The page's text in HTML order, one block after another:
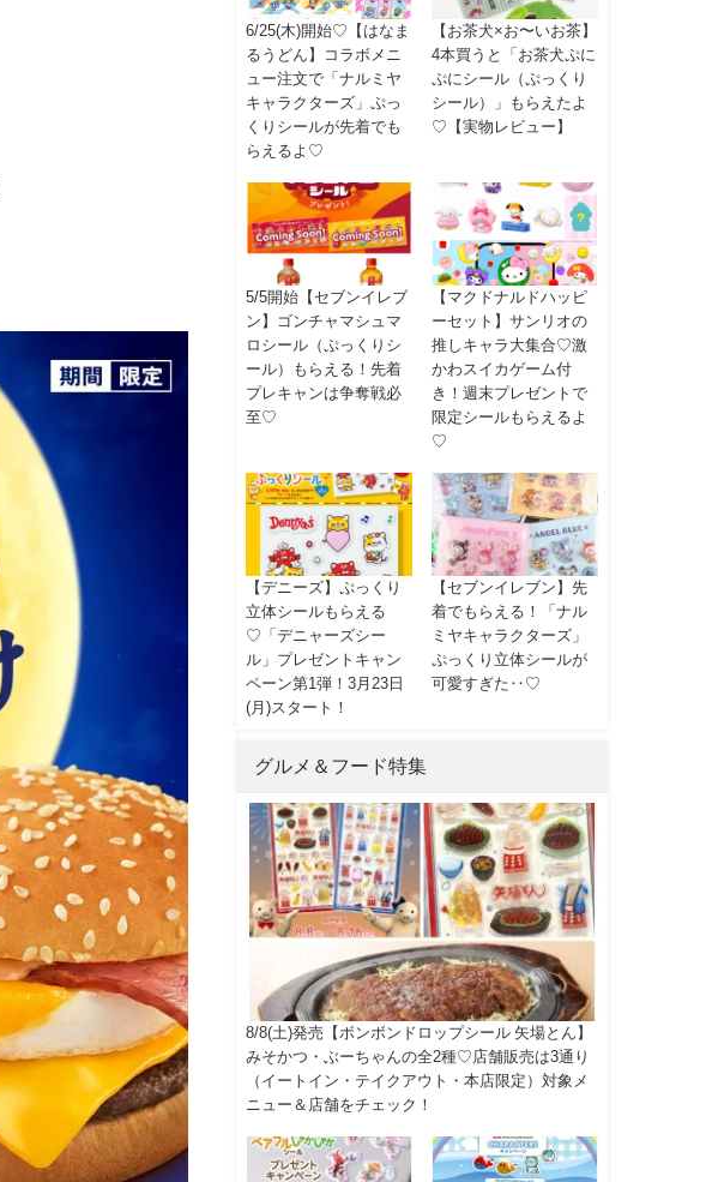
6/25(木)開始♡【はなま
るうどん】コラボメニ
ュー注文で「ナルミヤ
キャラクターズ」ぷっ
くりシールが先着でも
らえるよ♡
【お茶犬×お〜いお茶】
4本買うと「お茶犬ぷに
ぷにシール（ぷっくり
シール）」もらえたよ
♡【実物レビュー】
5/5開始【セブンイレブ
ン】ゴンチャマシュマ
ロシール（ぷっくりシ
ール）もらえる！先着
プレキャンは争奪戦必
至♡
【マクドナルドハッピ
ーセット】サンリオの
推しキャラ大集合♡激
かわスイカゲーム付
き！週末プレゼントで
限定シールもらえるよ
♡
【デニーズ】ぷっくり
立体シールもらえる
♡「デニャーズシー
ル」プレゼントキャン
ペーン第1弾！3月23日
(月)スタート！
【セブンイレブン】先
着でもらえる！「ナル
ミヤキャラクターズ」
ぷっくり立体シールが
可愛すぎた‥♡
グルメ＆フード特集
8/8(土)発売【ボンボンドロップシール 矢場とん】
みそかつ・ぶーちゃんの全2種♡店舗販売は3通り
（イートイン・テイクアウト・本店限定）対象メ
ニュー＆店舗をチェック！